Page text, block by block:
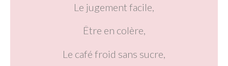
Le jugement facile,
Être en colère,
Le café froid sans sucre,